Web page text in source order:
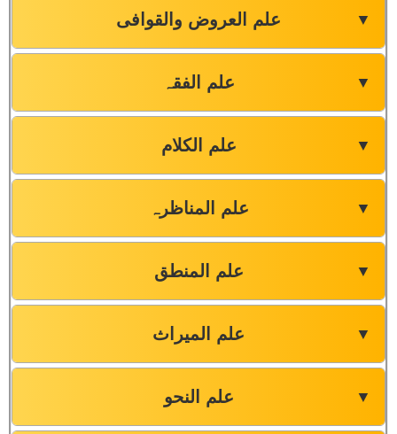
علم العروض والقوافی ▼
علم الفقہ ▼
علم الکلام ▼
علم المناظرہ ▼
علم المنطق ▼
علم المیراث ▼
علم النحو ▼